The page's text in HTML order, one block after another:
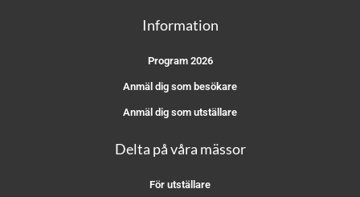
Information
Program 2026
Anmäl dig som besökare
Anmäl dig som utställare
Delta på våra mässor
För utställare